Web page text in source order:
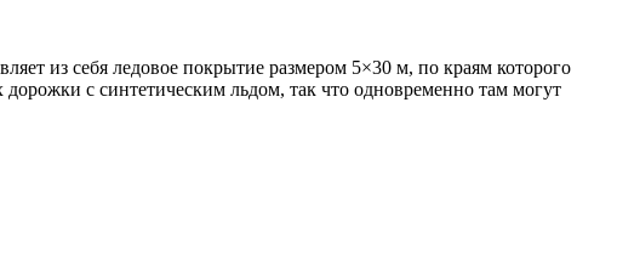
из себя ледовое покрытие размером 5×30 м, по краям которого
с синтетическим льдом, так что одновременно там могут